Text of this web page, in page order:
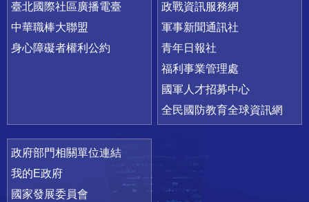
臺北國際社區廣播電臺
中華職棒大聯盟
身心障礙者權利公約
政戰資訊服務網
軍事新聞通訊社
青年日報社
福利事業管理處
國軍人才招募中心
全民國防教育全球資訊網
政府部門相關單位連結
我的E政府
國家發展委員會